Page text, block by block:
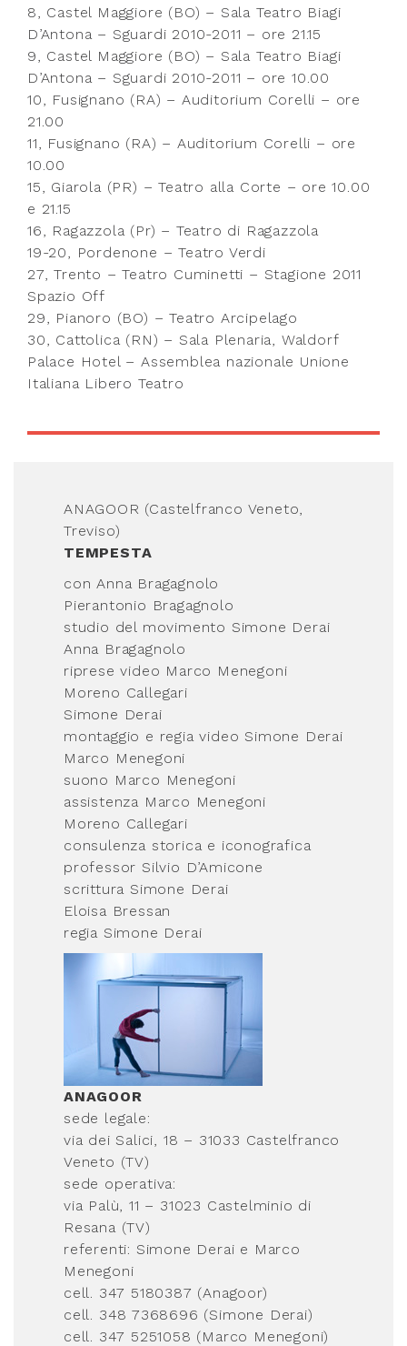
8, Castel Maggiore (BO) – Sala Teatro Biagi
D’Antona – Sguardi 2010-2011 – ore 21.15
9, Castel Maggiore (BO) – Sala Teatro Biagi
D’Antona – Sguardi 2010-2011 – ore 10.00
10, Fusignano (RA) – Auditorium Corelli – ore
21.00
11, Fusignano (RA) – Auditorium Corelli – ore
10.00
15, Giarola (PR) – Teatro alla Corte – ore 10.00
e 21.15
16, Ragazzola (Pr) – Teatro di Ragazzola
19-20, Pordenone – Teatro Verdi
27, Trento – Teatro Cuminetti – Stagione 2011
Spazio Off
29, Pianoro (BO) – Teatro Arcipelago
30, Cattolica (RN) – Sala Plenaria, Waldorf
Palace Hotel – Assemblea nazionale Unione
Italiana Libero Teatro
ANAGOOR (Castelfranco Veneto,
Treviso)
TEMPESTA
con Anna Bragagnolo
Pierantonio Bragagnolo
studio del movimento Simone Derai
Anna Bragagnolo
riprese video Marco Menegoni
Moreno Callegari
Simone Derai
montaggio e regia video Simone Derai
Marco Menegoni
suono Marco Menegoni
assistenza Marco Menegoni
Moreno Callegari
consulenza storica e iconografica
professor Silvio D’Amicone
scrittura Simone Derai
Eloisa Bressan
regia Simone Derai
ANAGOOR
sede legale:
via dei Salici, 18 – 31033 Castelfranco
Veneto (TV)
sede operativa:
via Palù, 11 – 31023 Castelminio di
Resana (TV)
referenti: Simone Derai e Marco
Menegoni
cell. 347 5180387 (Anagoor)
cell. 348 7368696 (Simone Derai)
cell. 347 5251058 (Marco Menegoni)